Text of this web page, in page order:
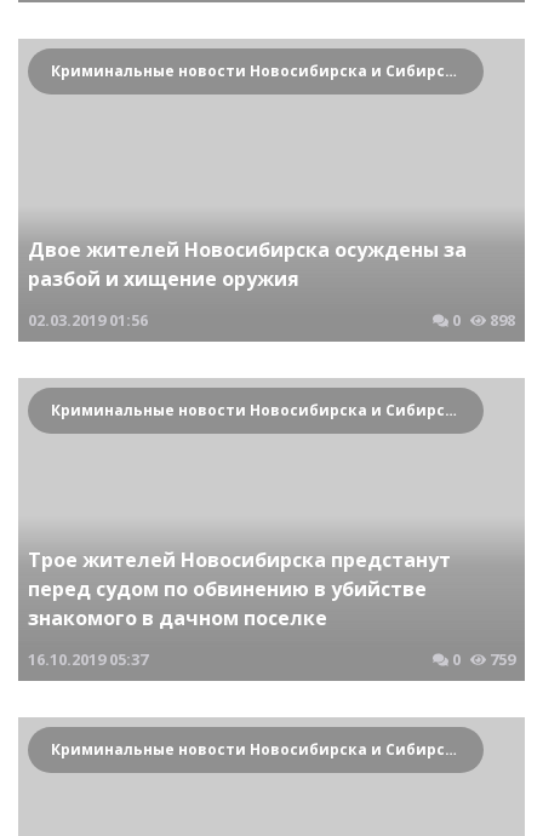
Криминальные новости Новосибирска и Сибирского региона
Двое жителей Новосибирска осуждены за
разбой и хищение оружия
02.03.2019 01:56 0 898
Криминальные новости Новосибирска и Сибирского региона
Трое жителей Новосибирска предстанут
перед судом по обвинению в убийстве
знакомого в дачном поселке
16.10.2019 05:37 0 759
Криминальные новости Новосибирска и Сибирского региона